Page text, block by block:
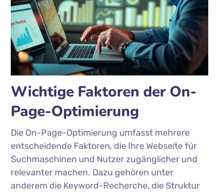
Wichtige Faktoren der On-
Page-Optimierung
Die On-Page-Optimierung umfasst mehrere
entscheidende Faktoren, die Ihre Webseite für
Suchmaschinen und Nutzer zugänglicher und
relevanter machen. Dazu gehören unter
anderem die Keyword-Recherche, die Struktur